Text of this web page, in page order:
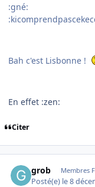
:gné:
Bah c'est Lisbonne !
En effet :zen:
Citer
grob Membres
Posté(e) le 8